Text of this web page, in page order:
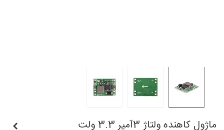
ماژول کاهنده ولتاژ 3آمپر 3.3 ولت